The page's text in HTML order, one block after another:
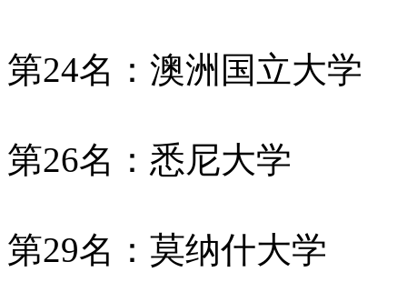
第24名：澳洲国立大学
第26名：悉尼大学
第29名：莫纳什大学